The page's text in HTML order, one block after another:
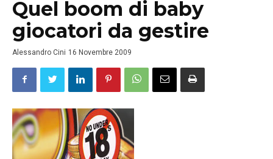
Quel boom di baby
giocatori da gestire
Alessandro Cini 16 Novembre 2009